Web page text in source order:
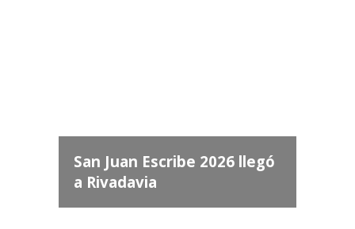
San Juan Escribe 2026 llegó
a Rivadavia